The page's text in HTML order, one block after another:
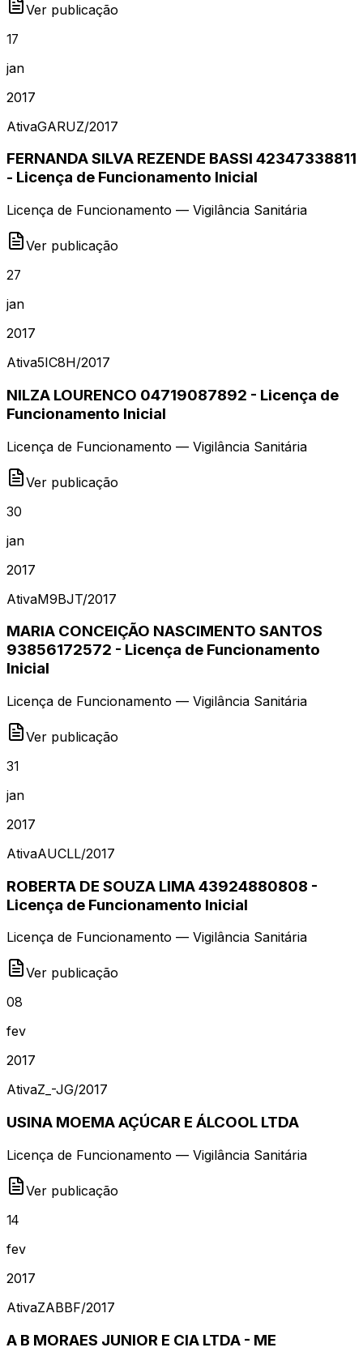
Ver publicação
17
jan
2017
AtivaGARUZ/2017
FERNANDA SILVA REZENDE BASSI 42347338811
- Licença de Funcionamento Inicial
Licença de Funcionamento — Vigilância Sanitária
Ver publicação
27
jan
2017
Ativa5IC8H/2017
NILZA LOURENCO 04719087892 - Licença de
Funcionamento Inicial
Licença de Funcionamento — Vigilância Sanitária
Ver publicação
30
jan
2017
AtivaM9BJT/2017
MARIA CONCEIÇÃO NASCIMENTO SANTOS
93856172572 - Licença de Funcionamento
Inicial
Licença de Funcionamento — Vigilância Sanitária
Ver publicação
31
jan
2017
AtivaAUCLL/2017
ROBERTA DE SOUZA LIMA 43924880808 -
Licença de Funcionamento Inicial
Licença de Funcionamento — Vigilância Sanitária
Ver publicação
08
fev
2017
AtivaZ_-JG/2017
USINA MOEMA AÇÚCAR E ÁLCOOL LTDA
Licença de Funcionamento — Vigilância Sanitária
Ver publicação
14
fev
2017
AtivaZABBF/2017
A B MORAES JUNIOR E CIA LTDA - ME